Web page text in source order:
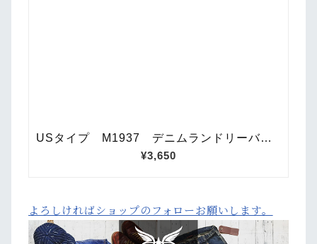
よろしければショップのフォローお願いします。